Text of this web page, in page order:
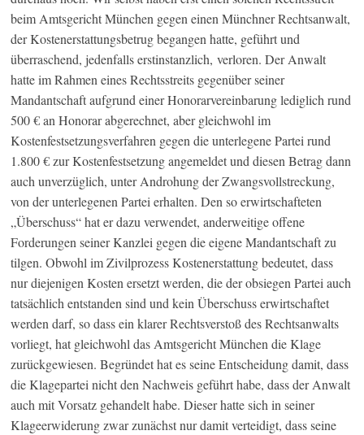
beim Amtsgericht München gegen einen Münchner Rechtsanwalt,
der Kostenerstattungsbetrug begangen hatte, geführt und
überraschend, jedenfalls erstinstanzlich, verloren. Der Anwalt
hatte im Rahmen eines Rechtsstreits gegenüber seiner
Mandantschaft aufgrund einer Honorarvereinbarung lediglich rund
500 € an Honorar abgerechnet, aber gleichwohl im
Kostenfestsetzungsverfahren gegen die unterlegene Partei rund
1.800 € zur Kostenfestsetzung angemeldet und diesen Betrag dann
auch unverzüglich, unter Androhung der Zwangsvollstreckung,
von der unterlegenen Partei erhalten. Den so erwirtschafteten
„Überschuss“ hat er dazu verwendet, anderweitige offene
Forderungen seiner Kanzlei gegen die eigene Mandantschaft zu
tilgen. Obwohl im Zivilprozess Kostenerstattung bedeutet, dass
nur diejenigen Kosten ersetzt werden, die der obsiegen Partei auch
tatsächlich entstanden sind und kein Überschuss erwirtschaftet
werden darf, so dass ein klarer Rechtsverstoß des Rechtsanwalts
vorliegt, hat gleichwohl das Amtsgericht München die Klage
zurückgewiesen. Begründet hat es seine Entscheidung damit, dass
die Klagepartei nicht den Nachweis geführt habe, dass der Anwalt
auch mit Vorsatz gehandelt habe. Dieser hatte sich in seiner
Klageerwiderung zwar zunächst nur damit verteidigt, dass seine